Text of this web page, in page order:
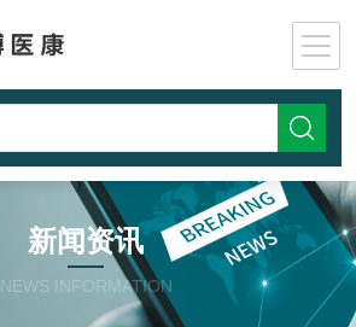
新闻资讯
NEWS INFORMATION